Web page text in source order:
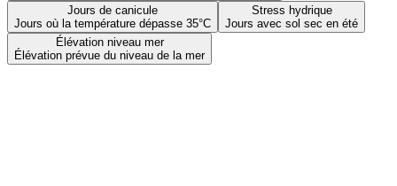
Jours de canicule
Jours où la température dépasse 35°C
Stress hydrique
Jours avec sol sec en été
Élévation niveau mer
Élévation prévue du niveau de la mer